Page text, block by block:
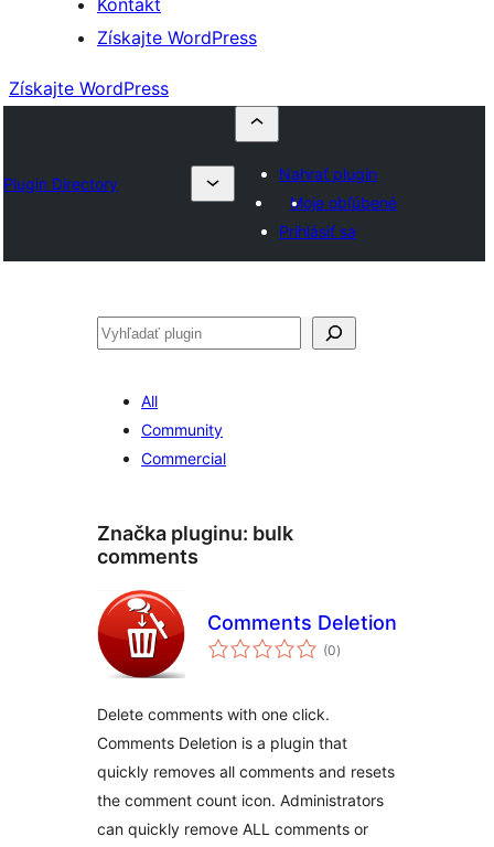
Kontakt
Získajte WordPress
Získajte WordPress
Plugin Directory
Nahrať plugin
Moje obľúbené
Prihlásiť sa
Hľadať
All
Community
Commercial
Značka pluginu: bulk
comments
Comments Deletion
(0celkové
hodnotenie
)
Delete comments with one click.
Comments Deletion is a plugin that
quickly removes all comments and resets
the comment count icon. Administrators
can quickly remove ALL comments or